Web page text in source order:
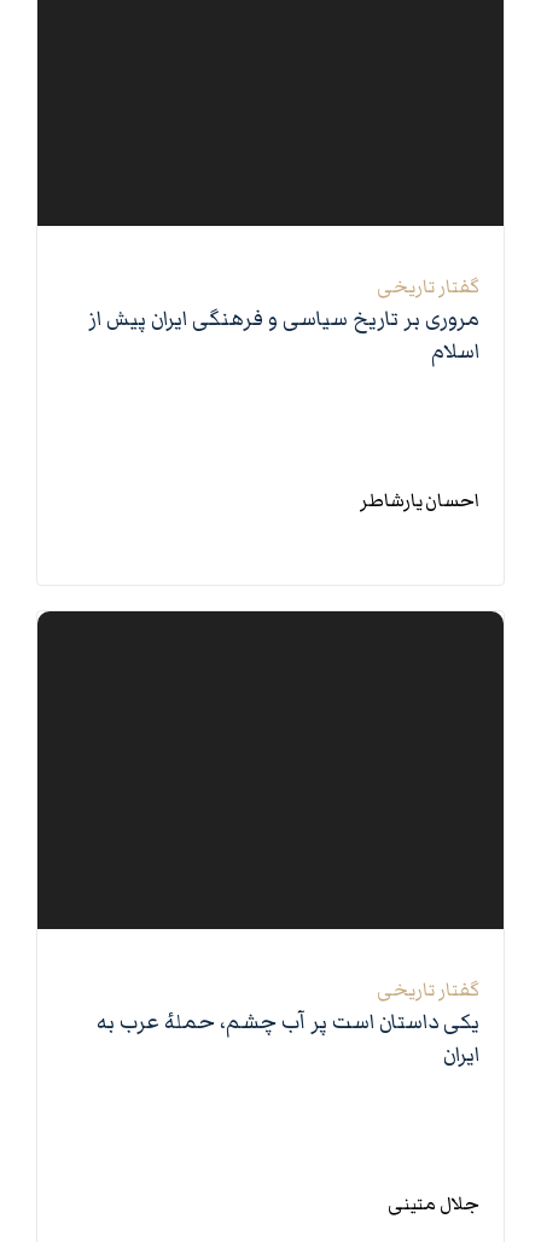
گفتار تاریخی
مروری بر تاریخ سیاسی و فرهنگی ایران پیش از
اسلام
احسان یارشاطر
گفتار تاریخی
یکی داستان است پر آب چشم، حملهٔ عرب به
ایران
جلال متینی